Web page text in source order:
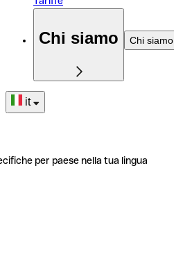
Chi siamo Chi siamo
it
per paese nella tua lingua